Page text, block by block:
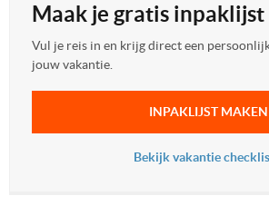
Maak je gratis inpaklijst
Vul je reis in en krijg direct een
jouw vakantie.
INPAKLIJST MAKEN
Bekijk vakantie